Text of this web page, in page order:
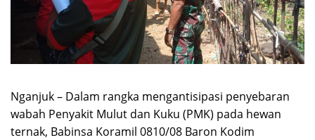
Nganjuk – Dalam rangka mengantisipasi penyebaran
wabah Penyakit Mulut dan Kuku (PMK) pada hewan
ternak, Babinsa Koramil 0810/08 Baron Kodim